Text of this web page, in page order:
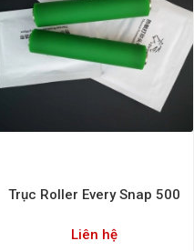
Trục Roller Every Snap 500
Liên hệ